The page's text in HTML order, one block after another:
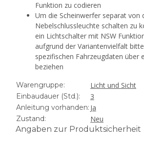
Funktion zu codieren
Um die Scheinwerfer separat von
Nebelschlussleuchte schalten zu
ein Lichtschalter mit NSW
aufgrund der Variantenvielfalt
spezifischen Fahrzeugdaten über
beziehen
Warengruppe: Licht und Sicht
Einbaudauer (Std.): 3
Anleitung vorhanden: Ja
Zustand:
Neu
Angaben zur Produktsicherheit